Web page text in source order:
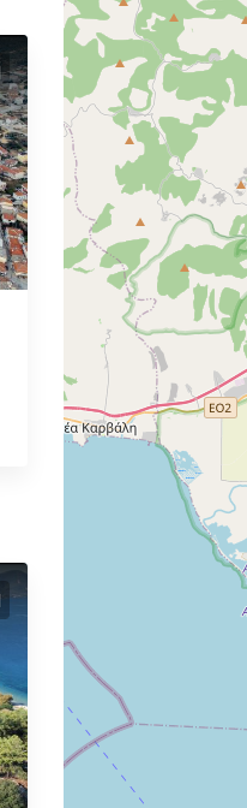
text
text